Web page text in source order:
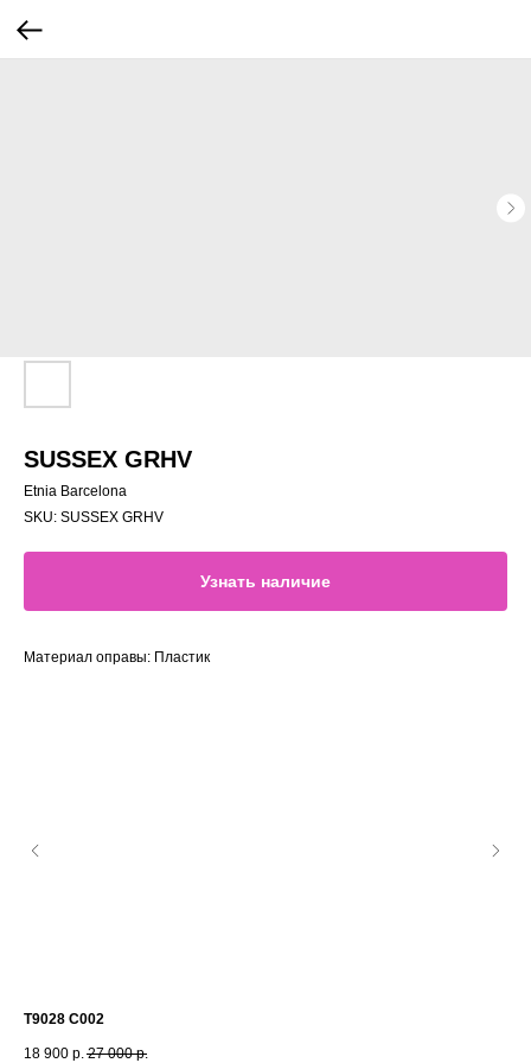
SUSSEX GRHV
Etnia Barcelona
SKU: SUSSEX GRHV
Узнать наличие
Материал оправы: Пластик
T9028 C002
18 900 р. 27 000 р.